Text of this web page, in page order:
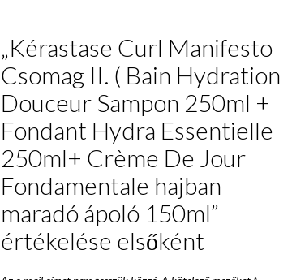
„Kérastase Curl Manifesto
Csomag II. ( Bain Hydration
Douceur Sampon 250ml +
Fondant Hydra Essentielle
250ml+ Crème De Jour
Fondamentale hajban
maradó ápoló 150ml”
értékelése elsőként